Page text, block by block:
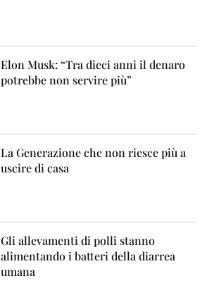
Elon Musk: “Tra dieci anni il denaro
potrebbe non servire più”
La Generazione che non riesce più a
uscire di casa
Gli allevamenti di polli stanno
alimentando i batteri della diarrea
umana